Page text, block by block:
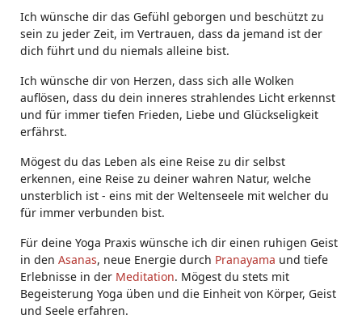
Ich wünsche dir das Gefühl geborgen und beschützt zu
sein zu jeder Zeit, im Vertrauen, dass da jemand ist der
dich führt und du niemals alleine bist.
Ich wünsche dir von Herzen, dass sich alle Wolken
auflösen, dass du dein inneres strahlendes Licht erkennst
und für immer tiefen Frieden, Liebe und Glückseligkeit
erfährst.
Mögest du das Leben als eine Reise zu dir selbst
erkennen, eine Reise zu deiner wahren Natur, welche
unsterblich ist - eins mit der Weltenseele mit welcher du
für immer verbunden bist.
Für deine Yoga Praxis wünsche ich dir einen ruhigen Geist
in den Asanas, neue Energie durch Pranayama und tiefe
Erlebnisse in der Meditation. Mögest du stets mit
Begeisterung Yoga üben und die Einheit von Körper, Geist
und Seele erfahren.